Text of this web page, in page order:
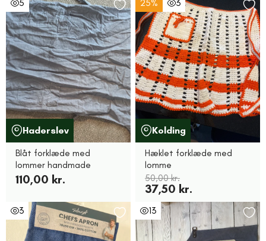
5
Haderslev
Blåt forklæde med
lommer handmade
110,00 kr.
25% 3
Kolding
Hæklet forklæde med
lomme
50,00 kr.
37,50 kr.
3 13